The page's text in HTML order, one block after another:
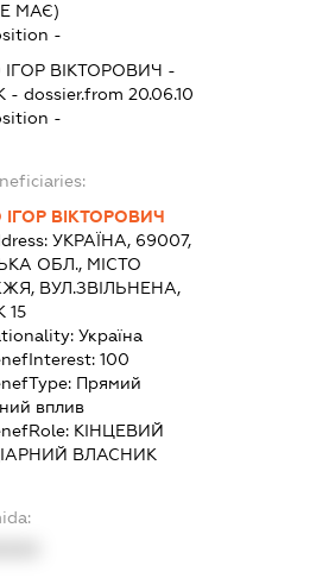
МАЄ)
-
ВІКТОРОВИЧ -
- dossier.from 20.06.10
-
ВІКТОРОВИЧ
УКРАЇНА, 69007,
ОБЛ., МІСТО
ВУЛ.ЗВІЛЬНЕНА,
15
Україна
100
Прямий
вплив
КІНЦЕВИЙ
ВЛАСНИК